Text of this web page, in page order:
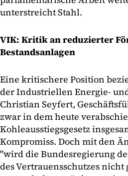
unterstreicht Stahl.
VIK: Kritik an reduzierter
Bestandsanlagen
Eine kritischere Position
der Industriellen Energie-
Christian Seyfert,
zwar in dem heute
Kohleausstiegsgesetz
Kompromiss. Doch mit den
"wird die Bundesregierung
des Vertrauensschutzes